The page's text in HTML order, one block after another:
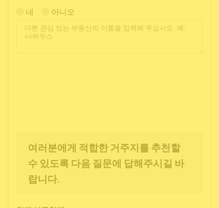
네 아니오
여러분에게 적합한 거주지를 추천할
수 있도록 다음 질문에 답해주시길 바
랍니다.